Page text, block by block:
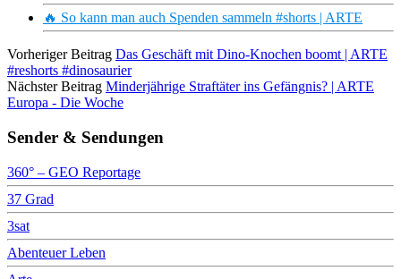
🔥 So kann man auch Spenden sammeln #shorts | ARTE
Vorheriger Beitrag Das Geschäft mit Dino-Knochen boomt | ARTE
#reshorts #dinosaurier
Nächster Beitrag Minderjährige Straftäter ins Gefängnis? | ARTE
Europa - Die Woche
Sender & Sendungen
360° – GEO Reportage
37 Grad
3sat
Abenteuer Leben